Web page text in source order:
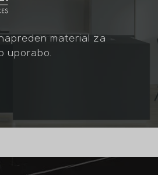
material za
uporabo.